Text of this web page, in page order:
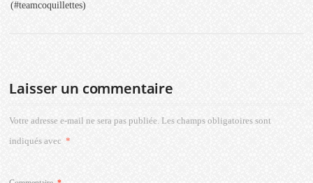
(#teamcoquillettes)
Laisser un commentaire
Votre adresse e-mail ne sera pas publiée. Les champs obligatoires sont
indiqués avec *